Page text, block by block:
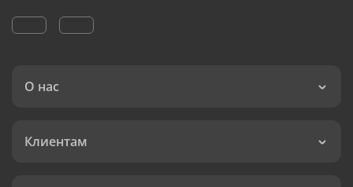
О нас
Клиентам